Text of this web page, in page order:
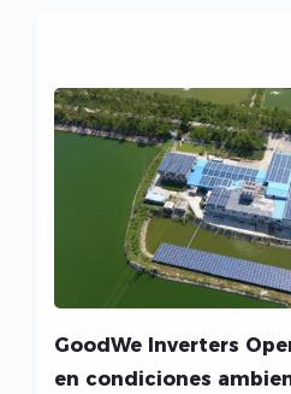
GoodWe Inverters
en condiciones